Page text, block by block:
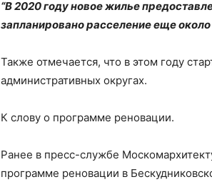
“В 2020 году новое жилье
запланировано расселение еще
Также отмечается, что в этом году
административных округах.
К слову о программе реновации.
Ранее в пресс-службе
программе реновации в